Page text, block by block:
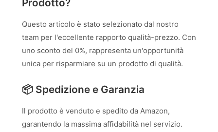
Prodotto?
Questo articolo è stato selezionato dal nostro
team per l'eccellente rapporto qualità-prezzo. Con
uno sconto del 0%, rappresenta un'opportunità
unica per risparmiare su un prodotto di qualità.
📦 Spedizione e Garanzia
Il prodotto è venduto e spedito da Amazon,
garantendo la massima affidabilità nel servizio.